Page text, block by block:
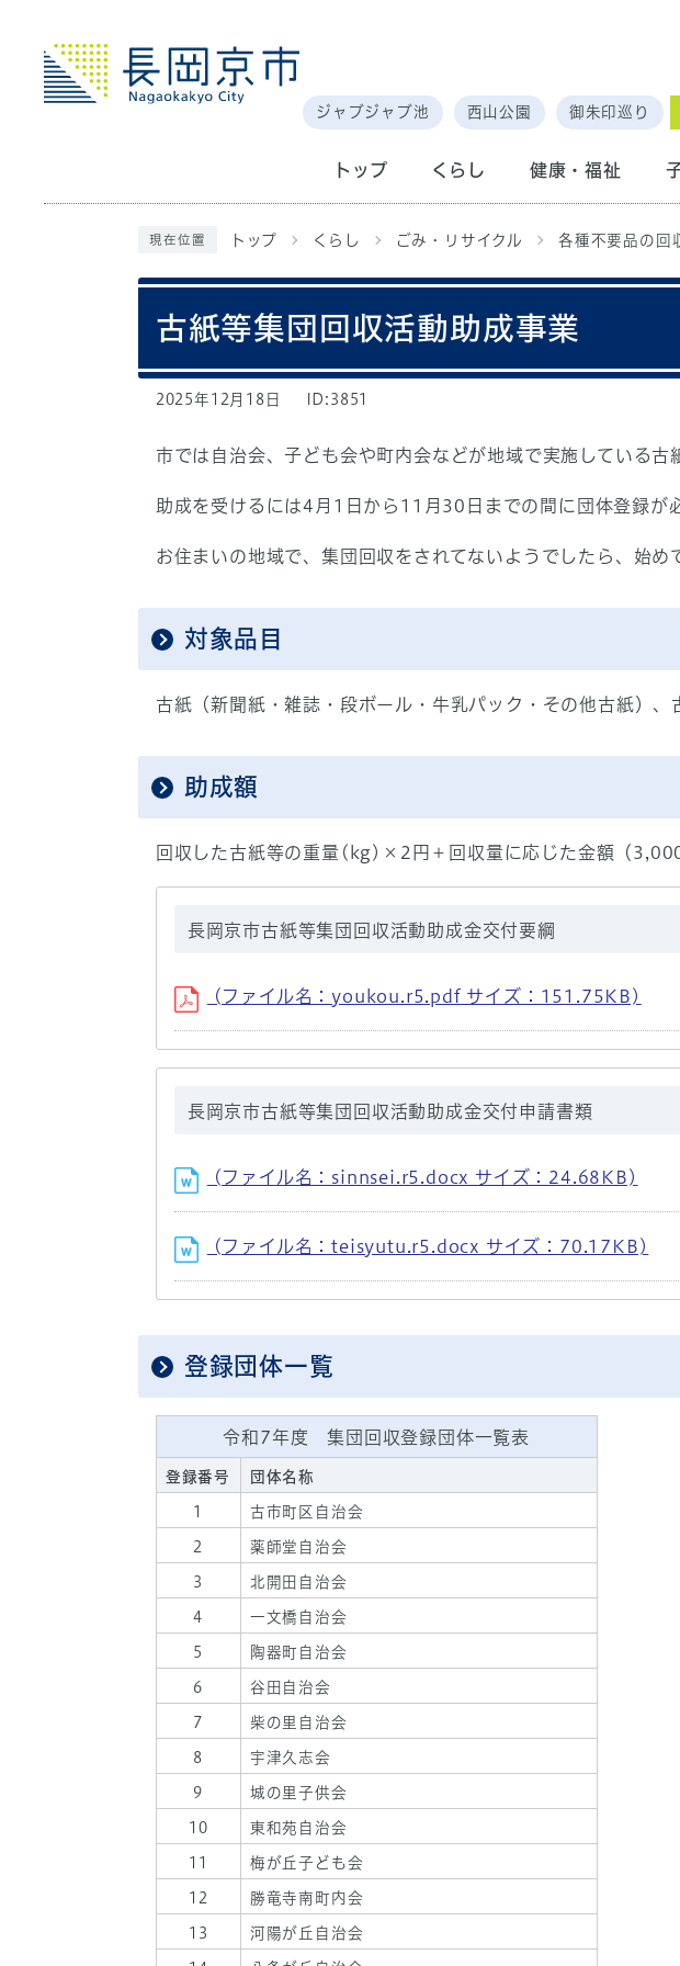
ジャブジャブ池 西山公園 御朱印巡り
トップ くらし 健康・福祉
現在位置 トップ くらし ごみ・リサイクル 各種不要品の回
古紙等集団回収活動助成事業
2025年12月18日 ID:3851
市では自治会、子ども会や町内会などが地域で実施している古
助成を受けるには4月1日から11月30日までの間に団体登録が
お住まいの地域で、集団回収をされてないようでしたら、始め
対象品目
古紙（新聞紙・雑誌・段ボール・牛乳パック・その他古紙）、
助成額
回収した古紙等の重量(kg)×2円＋回収量に応じた金額（
長岡京市古紙等集団回収活動助成金交付要綱
(ファイル名：youkou.r5.pdf サイズ：151.75KB)
長岡京市古紙等集団回収活動助成金交付申請書類
(ファイル名：sinnsei.r5.docx サイズ：24.68KB)
(ファイル名：teisyutu.r5.docx サイズ：70.17KB)
登録団体一覧
令和7年度 集団回収登録団体一覧表
登録番号 団体名称
1 古市町区自治会
2 薬師堂自治会
3 北開田自治会
4 一文橋自治会
5 陶器町自治会
6 谷田自治会
7 柴の里自治会
8 宇津久志会
9 城の里子供会
10 東和苑自治会
11 梅が丘子ども会
12 勝竜寺南町内会
13 河陽が丘自治会